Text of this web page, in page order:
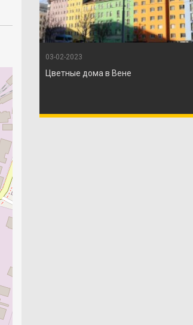
03-02-2023
Цветные дома в Вене